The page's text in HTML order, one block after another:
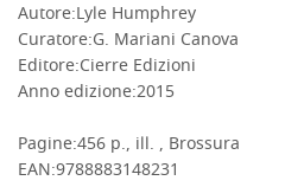
Autore:Lyle Humphrey
Curatore:G. Mariani Canova
Editore:Cierre Edizioni
Anno edizione:2015
Pagine:456 p., ill. , Brossura
EAN:9788883148231